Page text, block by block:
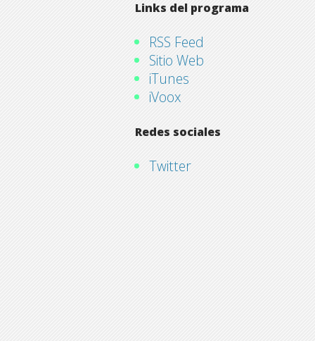
Links del programa
RSS Feed
Sitio Web
iTunes
iVoox
Redes sociales
Twitter